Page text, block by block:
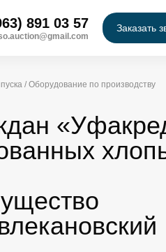
891 03 57 Заказать
/ Оборудование по производству